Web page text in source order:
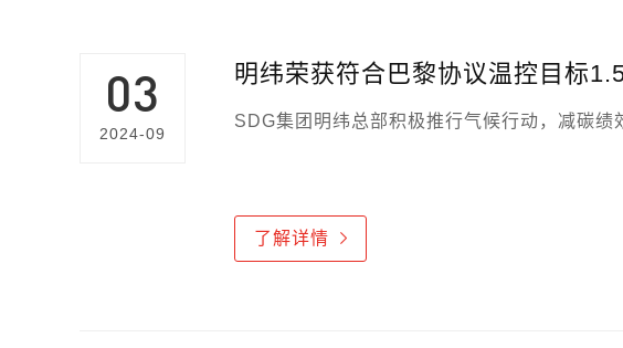
03
2024-09
明纬荣获符合巴黎协议温控目标
SDG集团明纬总部积极推行气候行动，减碳绩
了解详情